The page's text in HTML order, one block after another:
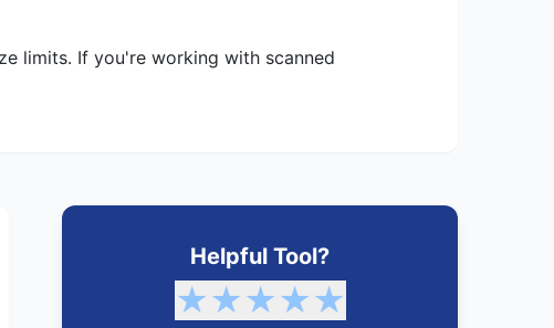
limits. If you're working with scanned
Helpful Tool?
★★★★★